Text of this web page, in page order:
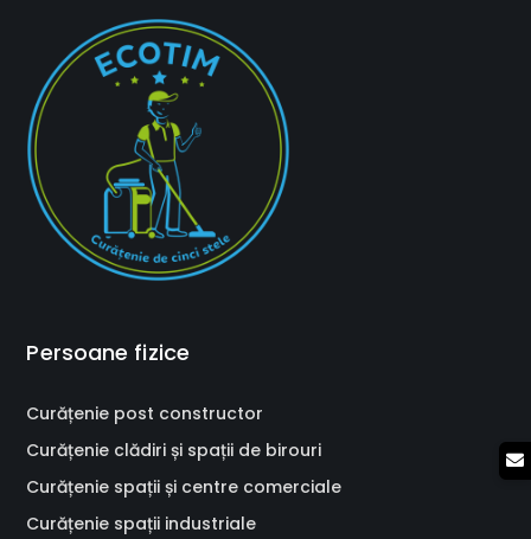
Persoane fizice
Curățenie post constructor
Curățenie clădiri și spații de birouri
Curățenie spații și centre comerciale
Curățenie spații industriale